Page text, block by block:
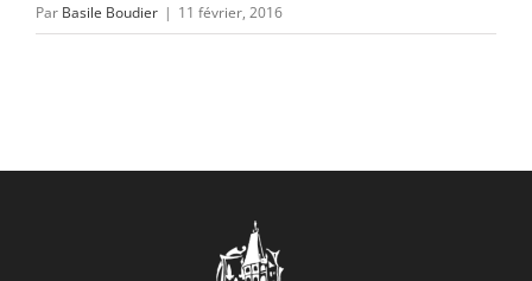
Par Basile Boudier | 11 février, 2016